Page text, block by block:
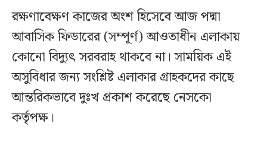
রক্ষণাবেক্ষণ কাজের অংশ হিসেবে আজ পদ্মা
আবাসিক ফিডারের (সম্পূর্ণ) আওতাধীন এলাকায়
কোনো বিদ্যুৎ সরবরাহ থাকবে না। সাময়িক এই
অসুবিধার জন্য সংশ্লিষ্ট এলাকার গ্রাহকদের কাছে
আন্তরিকভাবে দুঃখ প্রকাশ করেছে নেসকো
কর্তৃপক্ষ।